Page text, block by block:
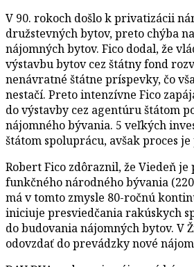
V 90. rokoch došlo k privatizácii
družstevných bytov, preto chýba
nájomných bytov. Fico dodal, že
výstavbu bytov cez štátny fond
nenávratné štátne príspevky, čo
nestačí. Preto intenzívne Fico
do výstavby cez agentúru štátom
nájomného bývania. 5 veľkých
štátom spoluprácu, avšak proces
Robert Fico zdôraznil, že Viedeň
funkčného národného bývania
má v tomto zmysle 80-ročnú
iniciuje presviedčania rakúskych
do budovania nájomných bytov. V
odovzdať do prevádzky nové